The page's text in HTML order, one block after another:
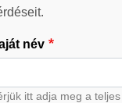
név
itt adja meg a teljes